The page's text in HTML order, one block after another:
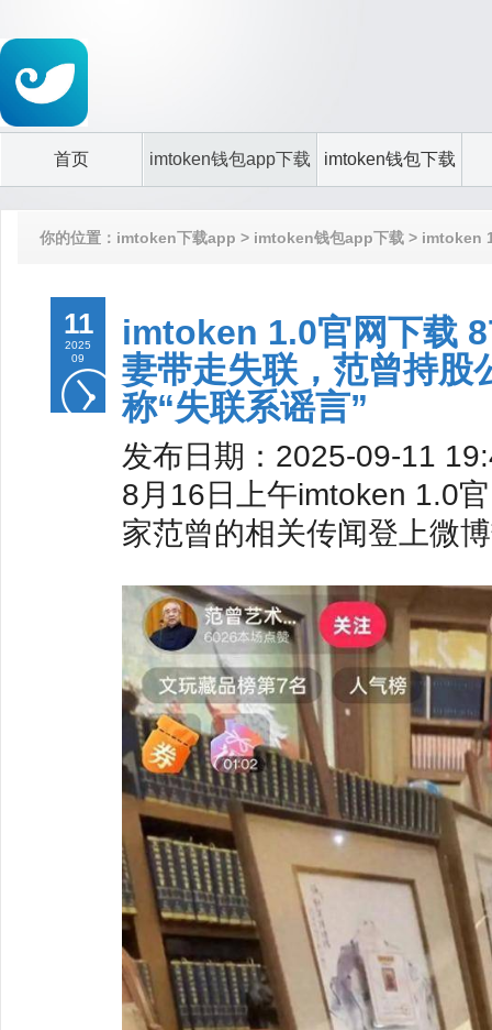
首页 imtoken钱包app下载 imtoken钱包下载
你的位置： imtoken下载app > imtoken钱包app下载 > imtoken
11
2025
09
imtoken 1.0官网下载
妻带走失联，范曾持股
称“失联系谣言”
发布日期：2025-09-11
8月16日上午imtoken 1.0
家范曾的相关传闻登上微